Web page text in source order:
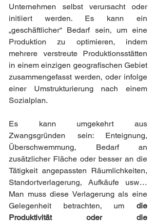
Unternehmen selbst verursacht oder
initiiert werden. Es kann ein
„geschäftlicher“ Bedarf sein, um eine
Produktion zu optimieren, indem
mehrere verstreute Produktionsstätten
in einem einzigen geografischen Gebiet
zusammengefasst werden, oder infolge
einer Umstrukturierung nach einem
Sozialplan.
Es kann umgekehrt aus
Zwangsgründen sein: Enteignung,
Überschwemmung, Bedarf an
zusätzlicher Fläche oder besser an die
Tätigkeit angepassten Räumlichkeiten,
Standortverlagerung, Aufkäufe usw…
Man muss diese Verlagerung als eine
Gelegenheit betrachten, um die
Produktivität oder die